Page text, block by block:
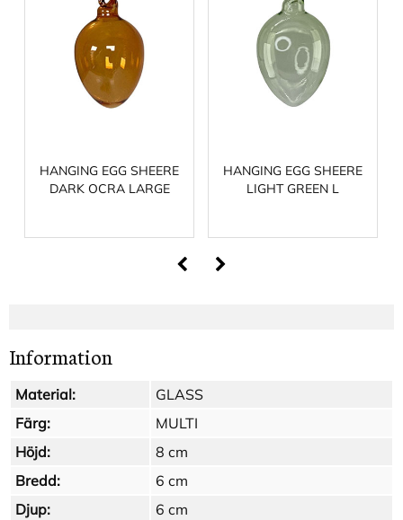
HANGING EGG SHEERE
DARK OCRA LARGE
HANGING EGG SHEERE
LIGHT GREEN L
Information
Material:
GLASS
Färg:
MULTI
Höjd:
8 cm
Bredd:
6 cm
Djup:
6 cm